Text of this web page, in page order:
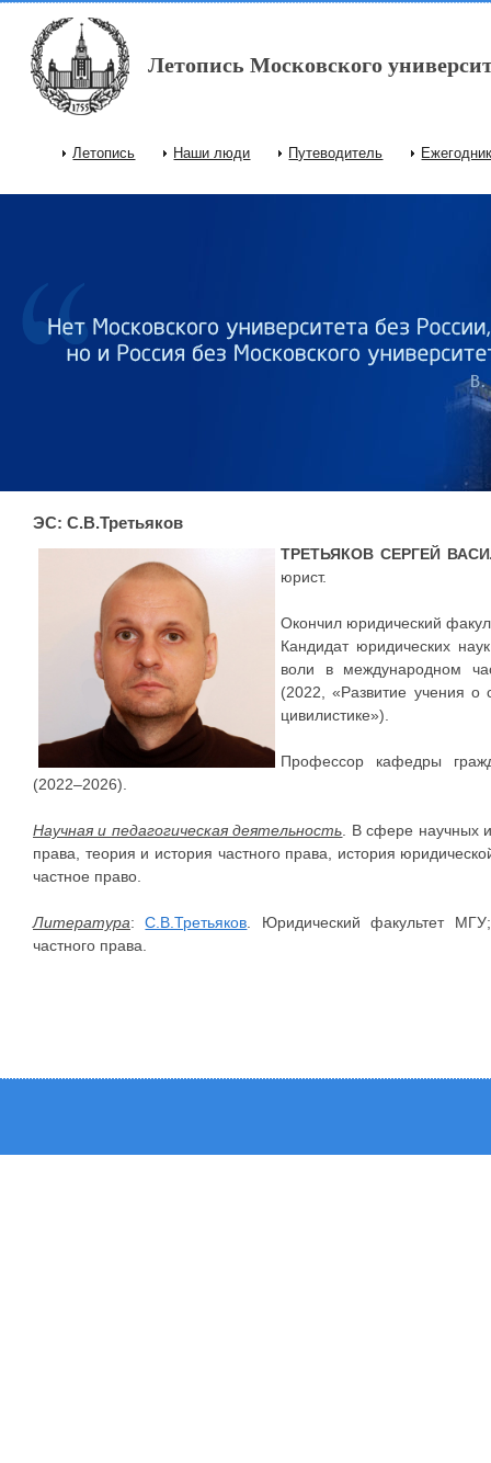
Перейти к основному содержанию
Летопись Московского
Главное меню
Летопись Наши люди Путеводитель
ЭС: С.В.Третьяков
ТРЕТЬЯКОВ СЕРГЕЙ
юрист.
Окончил юридический
Кандидат юридических
воли в международном
(2022, «Развитие учения о
цивилистике»).
Профессор кафедры
(2022–2026).
Научная и педагогическая деятельность . В сфере научных
права, теория и история частного права, история
частное право.
Литература:С.В.Третьяков . Юридический факультет
частного права.